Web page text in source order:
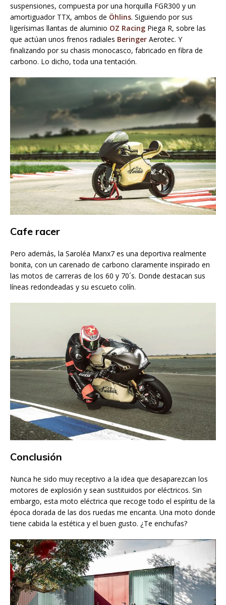
suspensiones, compuesta por una horquilla FGR300 y un
amortiguador TTX, ambos de Öhlins. Siguiendo por sus
ligerísimas llantas de aluminio OZ Racing Piega R, sobre las
que actúan unos frenos radiales Beringer Aerotec. Y
finalizando por su chasis monocasco, fabricado en fibra de
carbono. Lo dicho, toda una tentación.
Cafe racer
Pero además, la Saroléa Manx7 es una deportiva realmente
bonita, con un carenado de carbono claramente inspirado en
las motos de carreras de los 60 y 70´s. Donde destacan sus
líneas redondeadas y su escueto colín.
Conclusión
Nunca he sido muy receptivo a la idea que desaparezcan los
motores de explosión y sean sustituidos por eléctricos. Sin
embargo, esta moto eléctrica que recoge todo el espíritu de la
época dorada de las dos ruedas me encanta. Una moto donde
tiene cabida la estética y el buen gusto. ¿Te enchufas?